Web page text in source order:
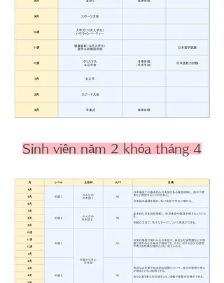
Sinh viên năm 2 khóa tháng 4